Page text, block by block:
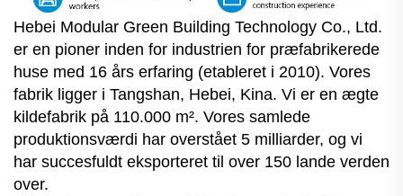
Hebei Modular Green Building Technology Co., Ltd.
er en pioner inden for industrien for præfabrikerede
huse med 16 års erfaring (etableret i 2010). Vores
fabrik ligger i Tangshan, Hebei, Kina. Vi er en ægte
kildefabrik på 110.000 m². Vores samlede
produktionsværdi har overstået 5 milliarder, og vi
har succesfuldt eksporteret til over 150 lande verden
over.